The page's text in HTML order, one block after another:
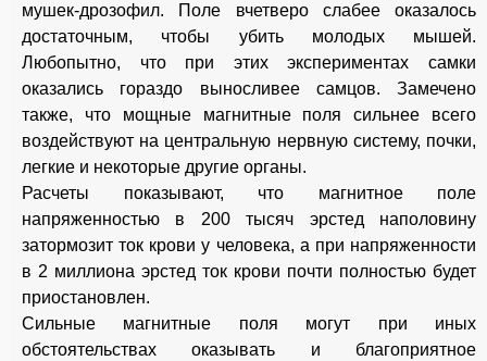
мушек-дрозофил. Поле вчетверо слабее оказалось
достаточным, чтобы убить молодых мышей.
Любопытно, что при этих экспериментах самки
оказались гораздо выносливее самцов. Замечено
также, что мощные магнитные поля сильнее всего
воздействуют на центральную нервную систему, почки,
легкие и некоторые другие органы.
Расчеты показывают, что магнитное поле
напряженностью в 200 тысяч эрстед наполовину
затормозит ток крови у человека, а при напряженности
в 2 миллиона эрстед ток крови почти полностью будет
приостановлен.
Сильные магнитные поля могут при иных
обстоятельствах оказывать и благоприятное